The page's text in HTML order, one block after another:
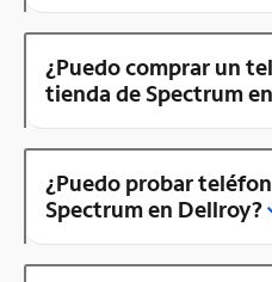
¿Puedo comprar un
tienda de Spectrum
¿Puedo probar
Spectrum en Dellroy?